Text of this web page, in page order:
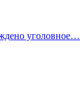
уголовное…